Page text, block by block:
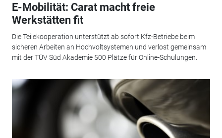
E-Mobilität: Carat macht freie
Werkstätten fit
Die Teilekooperation unterstützt ab sofort Kfz-Betriebe beim
sicheren Arbeiten an Hochvoltsystemen und verlost gemeinsam
mit der TÜV Süd Akademie 500 Plätze für Online-Schulungen.